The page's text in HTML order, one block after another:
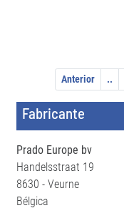
Anterior ..
Fabricante
Prado Europe bv
Handelsstraat 19
8630 - Veurne
Bélgica